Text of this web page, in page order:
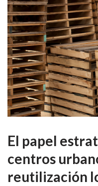
El papel
centros
reutilización